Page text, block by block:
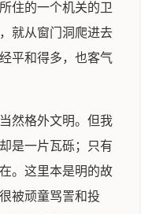
住的一个机关的卫
就从窗门洞爬进去
平和得多，也客气
然格外文明。但我
是一片瓦砾；只有
。这里本是明的故
被顽童骂詈和投